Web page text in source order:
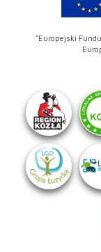
"Europejski